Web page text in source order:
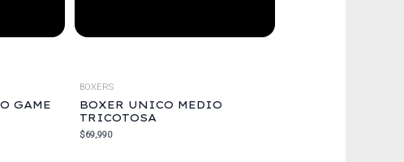
GAME
BOXERS
BOXER UNICO MEDIO
TRICOTOSA
$69,990